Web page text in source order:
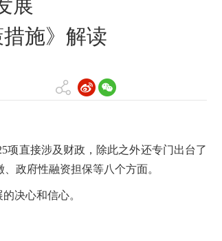
展
施》解读
直接涉及财政，除此之外还专门出台了
政府性融资担保等八个方面。
决心和信心。